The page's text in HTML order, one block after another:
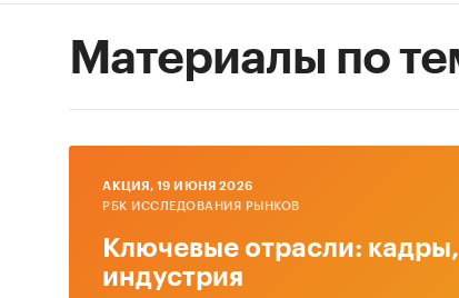
Материалы по
AКЦИЯ, 19 ИЮНЯ 2026
РБК ИССЛЕДОВАНИЯ РЫНКОВ
Ключевые отрасли:
индустрия